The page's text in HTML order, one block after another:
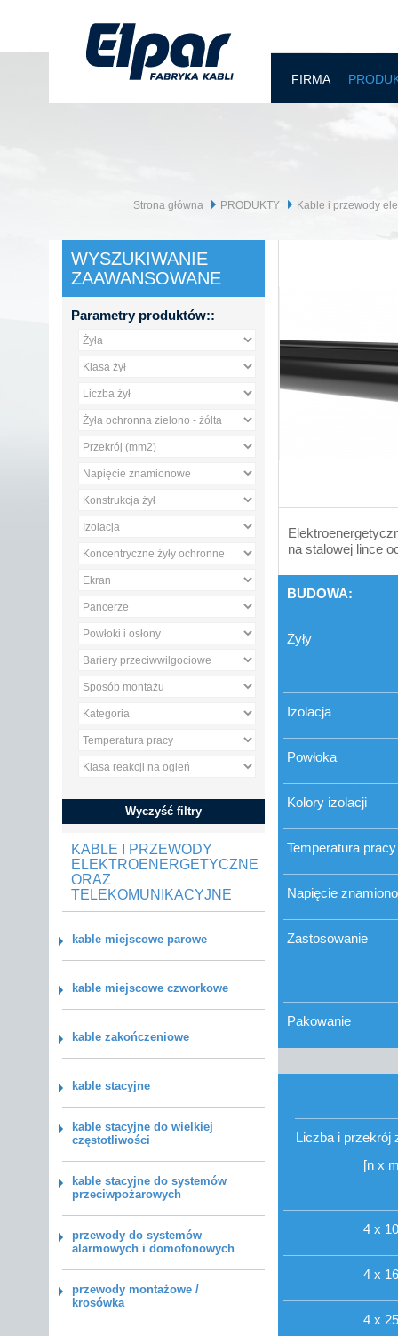
FIRMA
Strona główna PRODUKTY Kable i przewody
WYSZUKIWANIE
ZAAWANSOWANE
Parametry produktów::
Wyczyść filtry
KABLE I PRZEWODY
ELEKTROENERGETYCZNE
ORAZ
TELEKOMUNIKACYJNE
kable miejscowe parowe
kable miejscowe czworkowe
kable zakończeniowe
kable stacyjne
kable stacyjne do wielkiej
częstotliwości
kable stacyjne do systemów
przeciwpożarowych
przewody do systemów
alarmowych i domofonowych
przewody montażowe /
krosówka
na stalowej lince
BUDOWA:
Żyły
Izolacja
Powłoka
Kolory izolacji
Temperatura pracy
Napięcie
Zastosowanie
Pakowanie
Liczba i przekrój
[n x
4 x
4 x
4 x